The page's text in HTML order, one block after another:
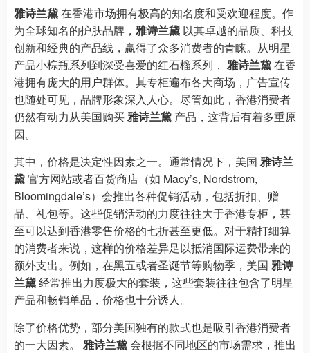
雅诗兰黛在香港市场拥有极高的知名度和受欢迎程度。作
为全球知名的护肤品牌， 雅诗兰黛 以其卓越的品质、科技
创新和经典的产品线，赢得了众多消费者的青睐。从明星
产品小棕瓶系列到深受喜爱的红石榴系列， 雅诗兰黛在香
港拥有庞大的用户群体。其专柜遍布各大商场，广告宣传
也随处可见，品牌形象深入人心。尽管如此，香港消费者
仍然有动力从美国购买雅诗兰黛 产品，这背后有着多重原
因。
其中，价格是决定性因素之一。通常情况下，美国 雅诗兰
黛官方网站或者百货商店（如 Macy’s, Nordstrom,
Bloomingdale’s）会推出各种促销活动，包括折扣、赠
品、礼包等。这些促销活动的力度往往大于香港专柜，甚
至可以达到香港零售价格的七折甚至更低。对于精打细算
的消费者来说，这样的价格差异足以抵消国际运费带来的
额外支出。例如，在黑五或者圣诞节等购物季，美国 雅诗
兰黛经常推出力度极大的套装，这些套装往往包含了明星
产品和畅销单品，价格也十分诱人。
除了价格优势，部分美国独有的款式也是吸引香港消费者
的一大因素。 雅诗兰黛会根据不同地区的市场需求，推出